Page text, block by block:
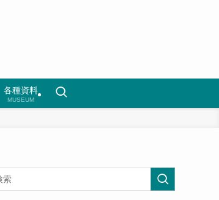
各種資料
MUSEUM